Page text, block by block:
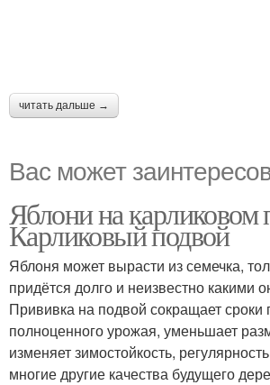
читать дальше →
Вас может
Яблони на карликовом
Карликовый подвой
Яблоня может вырасти из семечка,
придётся долго и неизвестно какими
Прививка на подвой сокращает сроки
полноценного урожая, уменьшает
изменяет зимостойкость,
многие другие качества будущего